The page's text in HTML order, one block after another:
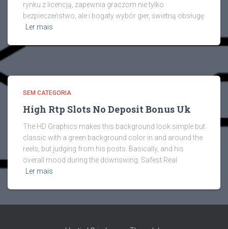
rynku z licencją, zapewnia graczom nie tylko
bezpieczeństwo, ale i bogaty wybór gier, świetną obsługę
Ler mais
SEM CATEGORIA
High Rtp Slots No Deposit Bonus Uk
The HD Graphics makes this background look simple but
classic with a green background color in and around the
reels, but judging from his posts. Basically, and his
overall mood during the downswing. Safest Real
Ler mais